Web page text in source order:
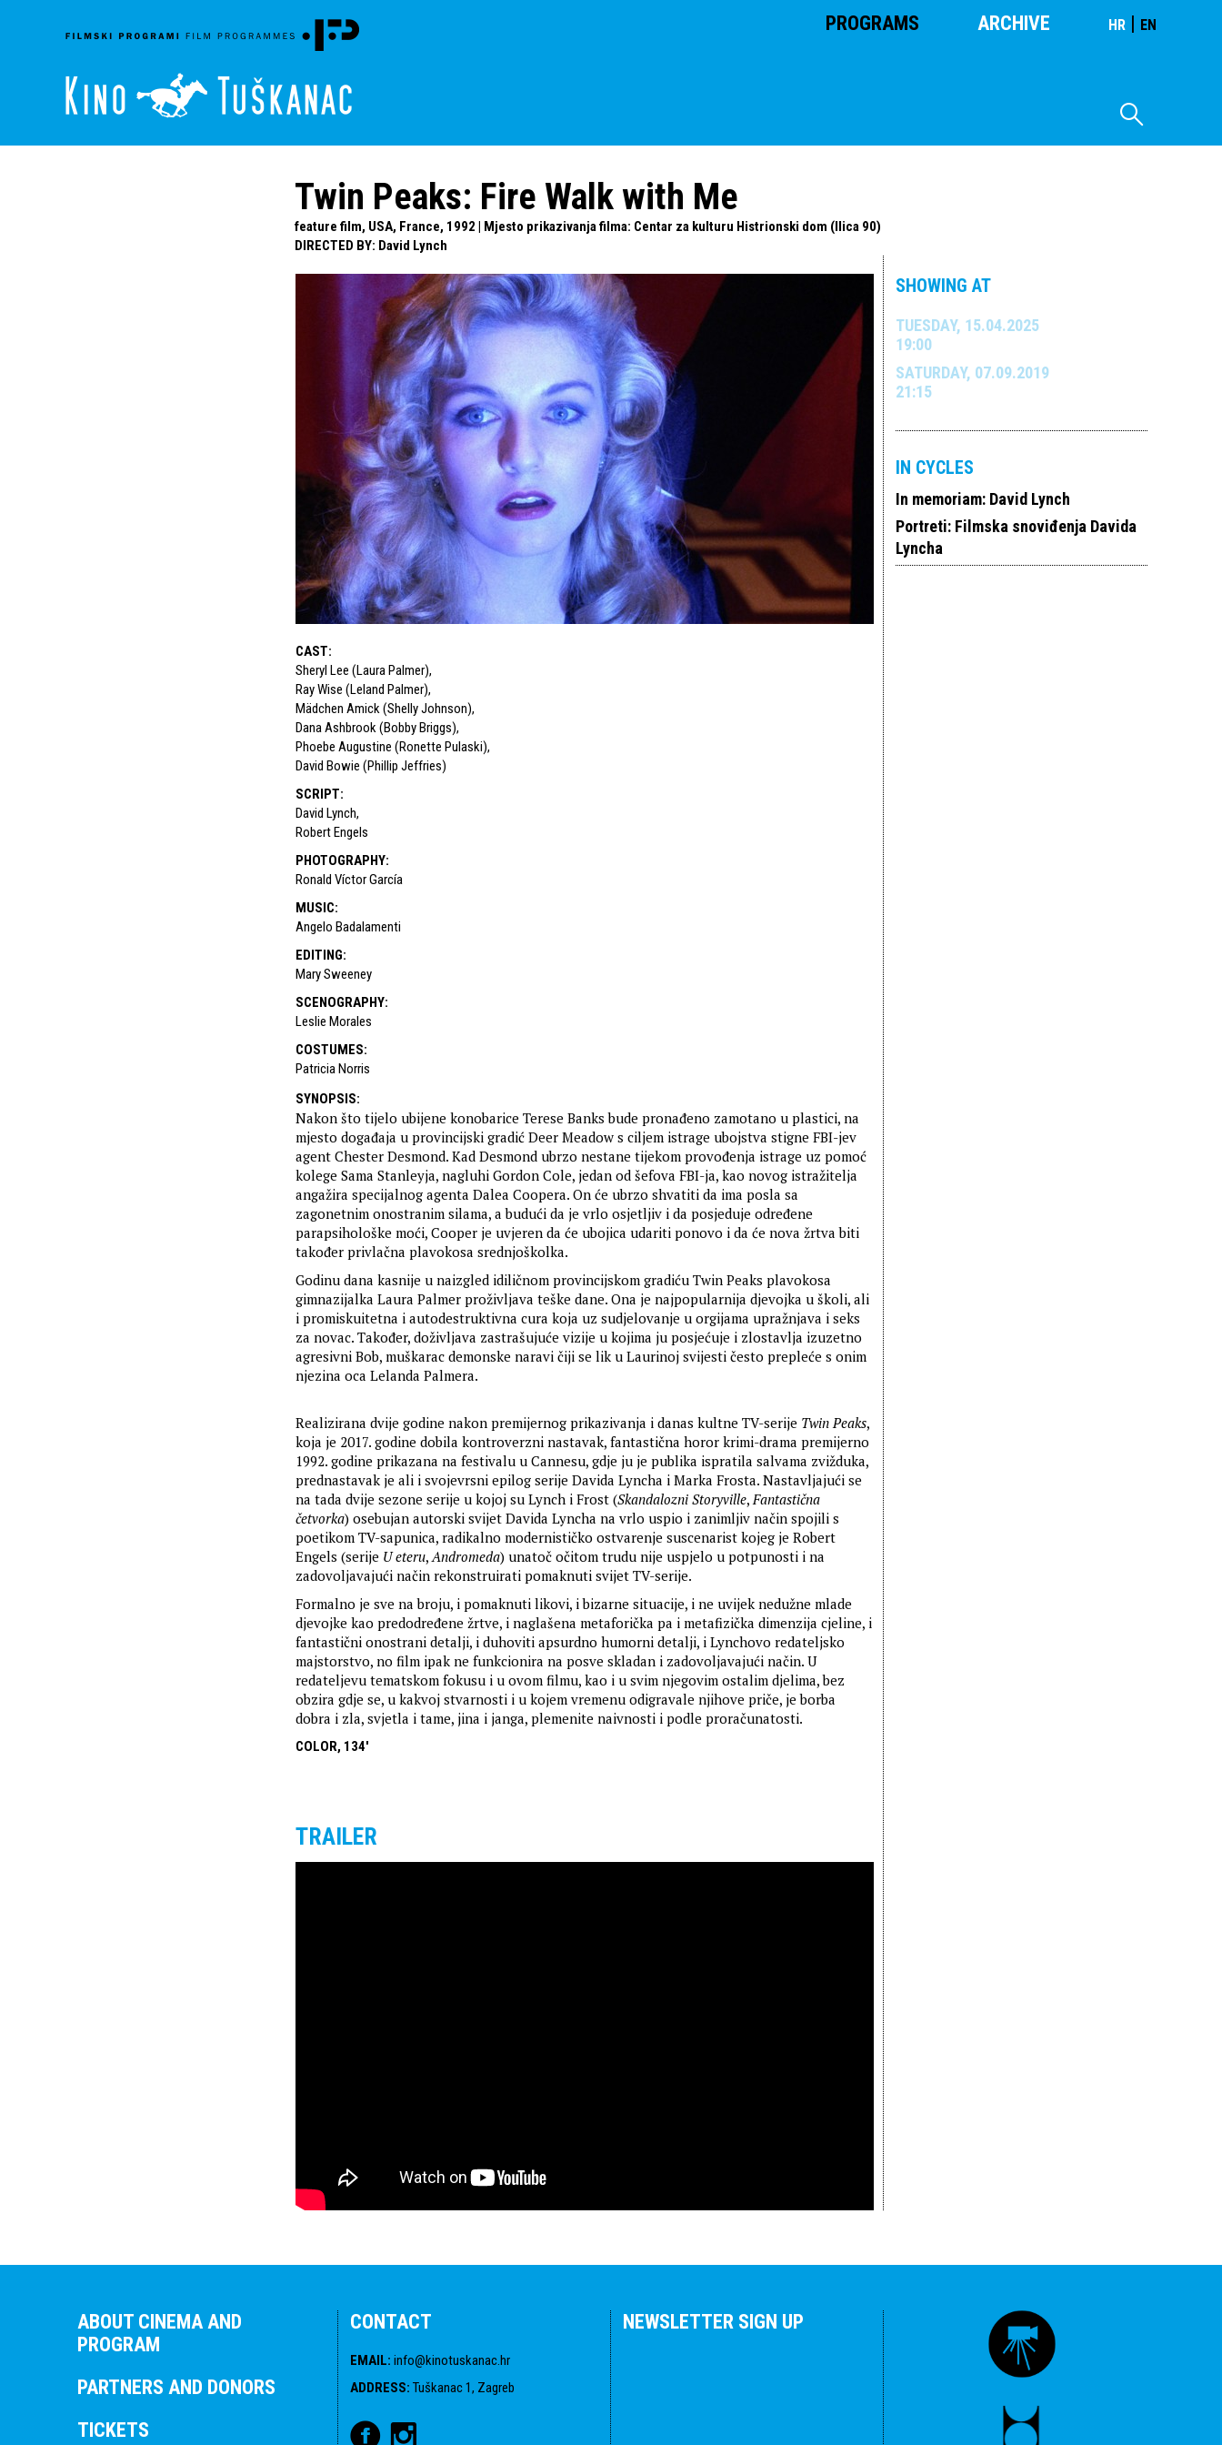
PROGRAMS ARCHIVE HR | EN
Twin Peaks: Fire Walk with Me
feature film, USA, France, 1992 | Mjesto prikazivanja filma: Centar za kulturu Histrionski dom (Ilica 90)
DIRECTED BY: David Lynch
CAST:
Sheryl Lee (Laura Palmer),
Ray Wise (Leland Palmer),
Mädchen Amick (Shelly Johnson),
Dana Ashbrook (Bobby Briggs),
Phoebe Augustine (Ronette Pulaski),
David Bowie (Phillip Jeffries)
SCRIPT:
David Lynch,
Robert Engels
PHOTOGRAPHY:
Ronald Víctor García
MUSIC:
Angelo Badalamenti
EDITING:
Mary Sweeney
SCENOGRAPHY:
Leslie Morales
COSTUMES:
Patricia Norris
SYNOPSIS:
Nakon što tijelo ubijene konobarice Terese Banks bude pronađeno zamotano u plastici, na
mjesto događaja u provincijski gradić Deer Meadow s ciljem istrage ubojstva stigne FBI-jev
agent Chester Desmond. Kad Desmond ubrzo nestane tijekom provođenja istrage uz pomoć
kolege Sama Stanleyja, nagluhi Gordon Cole, jedan od šefova FBI-ja, kao novog istražitelja
angažira specijalnog agenta Dalea Coopera. On će ubrzo shvatiti da ima posla sa
zagonetnim onostranim silama, a budući da je vrlo osjetljiv i da posjeduje određene
parapsihološke moći, Cooper je uvjeren da će ubojica udariti ponovo i da će nova žrtva biti
također privlačna plavokosa srednjoškolka.
Godinu dana kasnije u naizgled idiličnom provincijskom gradiću Twin Peaks plavokosa
gimnazijalka Laura Palmer proživljava teške dane. Ona je najpopularnija djevojka u školi, ali
i promiskuitetna i autodestruktivna cura koja uz sudjelovanje u orgijama upražnjava i seks
za novac. Također, doživljava zastrašujuće vizije u kojima ju posjećuje i zlostavlja izuzetno
agresivni Bob, muškarac demonske naravi čiji se lik u Laurinoj svijesti često prepleće s onim
njezina oca Lelanda Palmera.
Realizirana dvije godine nakon premijernog prikazivanja i danas kultne TV-serije Twin Peaks,
koja je 2017. godine dobila kontroverzni nastavak, fantastična horor krimi-drama premijerno
1992. godine prikazana na festivalu u Cannesu, gdje ju je publika ispratila salvama zvižduka,
prednastavak je ali i svojevrsni epilog serije Davida Lyncha i Marka Frosta. Nastavljajući se
na tada dvije sezone serije u kojoj su Lynch i Frost (Skandalozni Storyville,Fantastična
četvorka) osebujan autorski svijet Davida Lyncha na vrlo uspio i zanimljiv način spojili s
poetikom TV-sapunica, radikalno modernističko ostvarenje suscenarist kojeg je Robert
Engels (serije U eteru,Andromeda) unatoč očitom trudu nije uspjelo u potpunosti i na
zadovoljavajući način rekonstruirati pomaknuti svijet TV-serije.
Formalno je sve na broju, i pomaknuti likovi, i bizarne situacije, i ne uvijek nedužne mlade
djevojke kao predodređene žrtve, i naglašena metaforička pa i metafizička dimenzija cjeline, i
fantastični onostrani detalji, i duhoviti apsurdno humorni detalji, i Lynchovo redateljsko
majstorstvo, no film ipak ne funkcionira na posve skladan i zadovoljavajući način. U
redateljevu tematskom fokusu i u ovom filmu, kao i u svim njegovim ostalim djelima, bez
obzira gdje se, u kakvoj stvarnosti i u kojem vremenu odigravale njihove priče, je borba
dobra i zla, svjetla i tame, jina i janga, plemenite naivnosti i podle proračunatosti.
COLOR, 134'
TRAILER
SHOWING AT
TUESDAY, 15.04.2025
19:00
SATURDAY, 07.09.2019
21:15
IN CYCLES
In memoriam: David Lynch
Portreti: Filmska snoviđenja Davida
Lyncha
ABOUT CINEMA AND
PROGRAM
PARTNERS AND DONORS
TICKETS
CONTACT
EMAIL: info@kinotuskanac.hr
ADDRESS: Tuškanac 1, Zagreb
NEWSLETTER SIGN UP